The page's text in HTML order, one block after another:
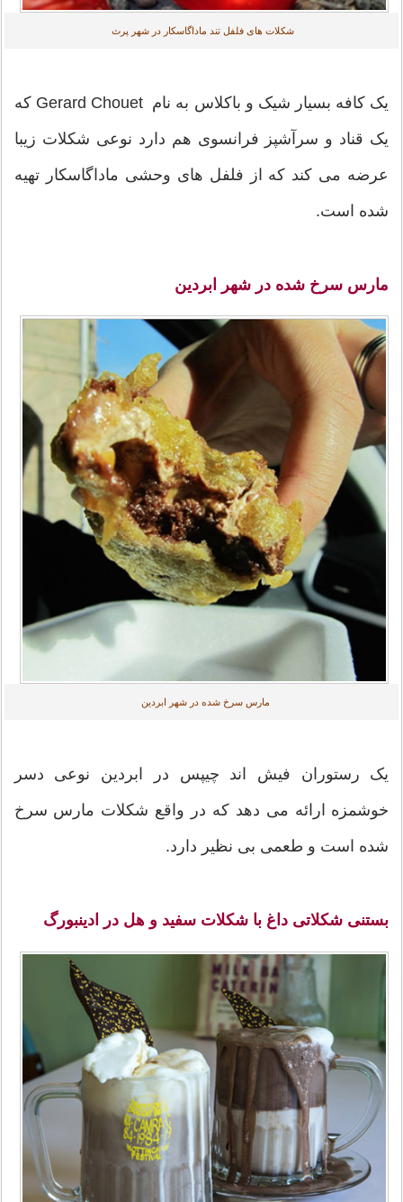
شکلات های فلفل تند ماداگاسکار در شهر پرث
یک کافه بسیار شیک و باکلاس به نام Gerard Chouet که
یک قناد و سرآشپز فرانسوی هم دارد نوعی شکلات زیبا
عرضه می کند که از فلفل های وحشی ماداگاسکار تهیه
شده است.
مارس سرخ شده در شهر ابردین
مارس سرخ شده در شهر ابردین
یک رستوران فیش اند چیپس در ابردین نوعی دسر
خوشمزه ارائه می دهد که در واقع شکلات مارس سرخ
شده است و طعمی بی نظیر دارد.
بستنی شکلاتی داغ با شکلات سفید و هل در ادینبورگ